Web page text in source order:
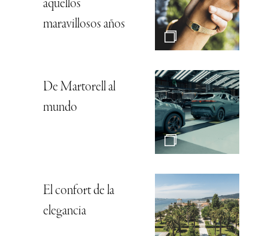
aquellos
maravillosos años
De Martorell al
mundo
El confort de la
elegancia